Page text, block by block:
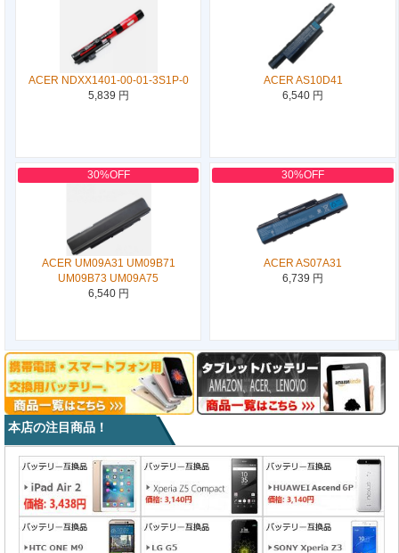
ACER NDXX1401-00-01-3S1P-0
5,839 円
ACER AS10D41
6,540 円
30%OFF
ACER UM09A31 UM09B71
UM09B73 UM09A75
6,540 円
30%OFF
ACER AS07A31
6,739 円
本店の注目商品！